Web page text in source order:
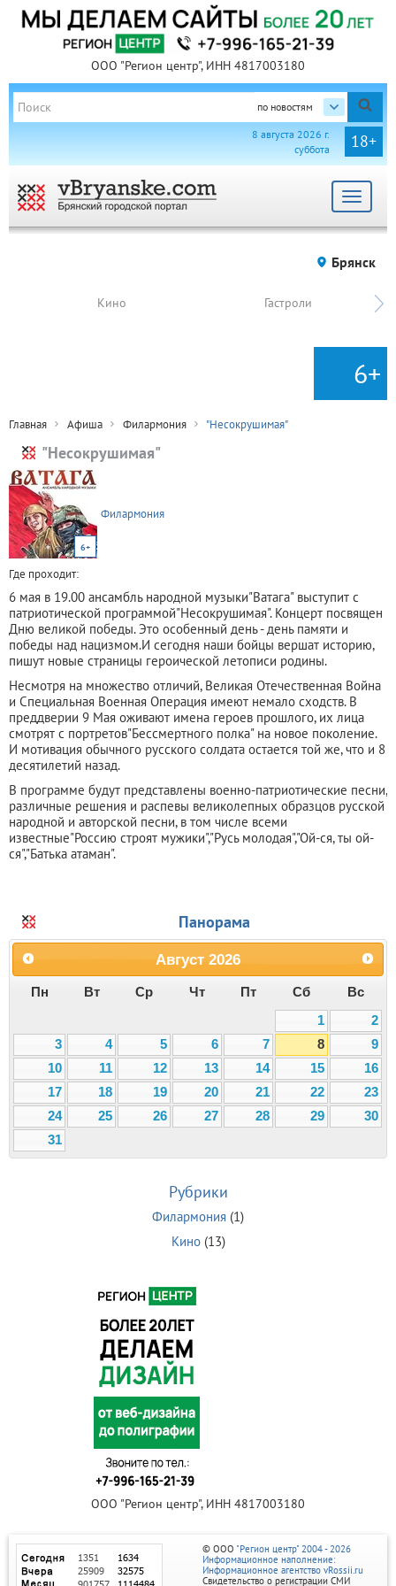
ООО "Регион центр", ИНН 4817003180
по новостям
18+
8 августа 2026 г.
суббота
Toggle
Брянск
Кино Гастроли
6+
Главная Афиша Филармония "Несокрушимая"
"Несокрушимая"
6+
Филармония
Где проходит:
6 мая в 19.00 ансамбль народной музыки"Ватага" выступит с
патриотической программой"Несокрушимая". Концерт посвящен
Дню великой победы. Это особенный день - день памяти и
победы над нацизмом.И сегодня наши бойцы вершат историю,
пишут новые страницы героической летописи родины.
Несмотря на множество отличий, Великая Отечественная Война
и Специальная Военная Операция имеют немало сходств. В
преддверии 9 Мая оживают имена героев прошлого, их лица
смотрят с портретов"Бессмертного полка" на новое поколение.
И мотивация обычного русского солдата остается той же, что и 8
десятилетий назад.
В программе будут представлены военно-патриотические песни,
различные решения и распевы великолепных образцов русской
народной и авторской песни, в том числе всеми
известные"Россию строят мужики","Русь молодая","Ой-ся, ты ой-
ся","Батька атаман".
Панорама
Август 2026
Пн Вт Ср Чт Пт Сб
Вс
1
2
3
4 5 6 7 8
9
10
11 12 13 14 15
16
17
18 19 20 21 22
23
24
25 26 27 28 29
30
31
Рубрики
Филармония (1)
Кино(13)
ООО "Регион центр", ИНН 4817003180
© ООО "Регион центр" 2004 - 2026
Информационное наполнение:
Информационное агентство vRossii.ru
Свидетельство о регистрации СМИ